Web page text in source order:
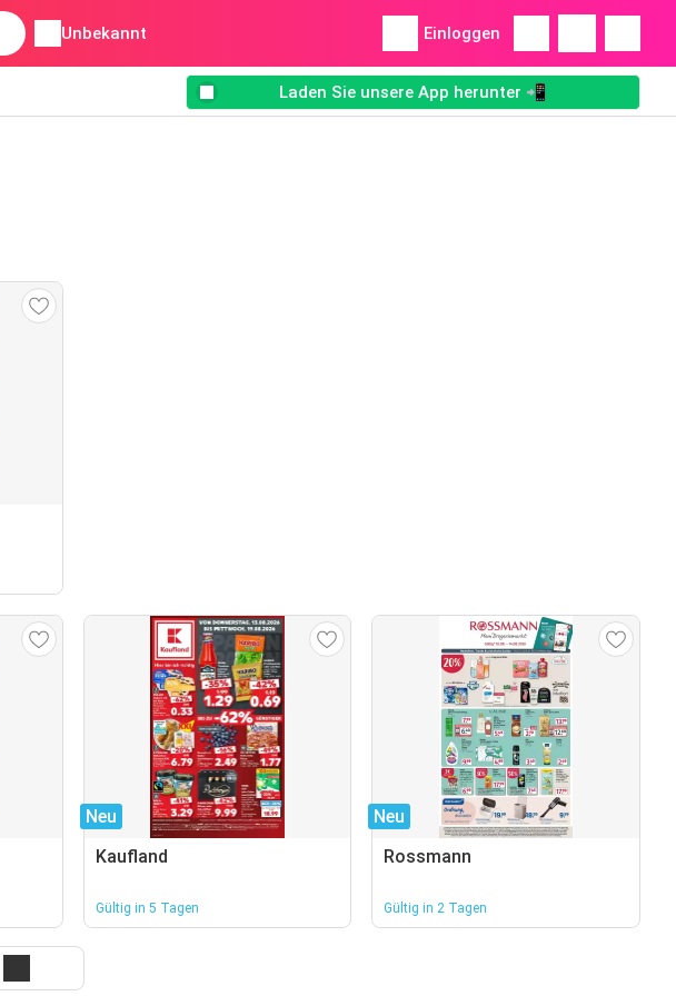
Unbekannt Einloggen
Laden Sie unsere App herunter 📲
Neu
Kaufland
Gültig in 5 Tagen
Neu
Rossmann
Gültig in 2 Tagen